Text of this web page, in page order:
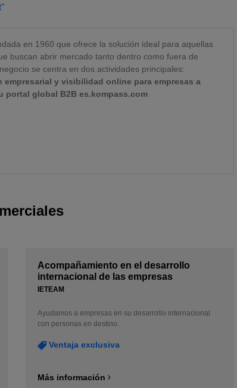
en 1960 que ofrece la solución ideal para aquellas
buscan abrir mercado tanto dentro como fuera de
se centra en dos actividades principales:
empresarial y visibilidad online para empresas a
portal global B2B es.kompass.com
Acompañamiento en el desarrollo
internacional de las empresas
IETEAM
Ayudamos a empresas en su desarrollo internacional
con personas en destino.
Ventaja exclusiva
Más información